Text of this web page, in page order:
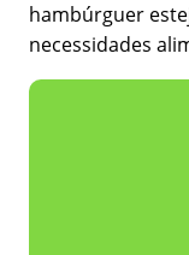
hambúrguer
necessidades